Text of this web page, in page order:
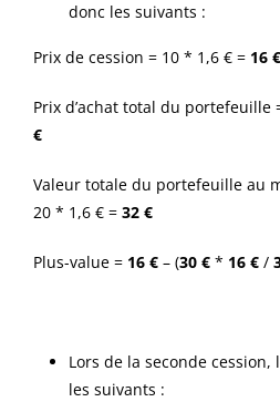
donc les suivants :
Prix de cession = 10 * 1,6 € = 16 €
Prix d’achat total du portefeuille
€
Valeur totale du portefeuille au
20 * 1,6 € = 32 €
Plus-value = 16 €– (30 €* 16 €/
Lors de la seconde
les suivants :